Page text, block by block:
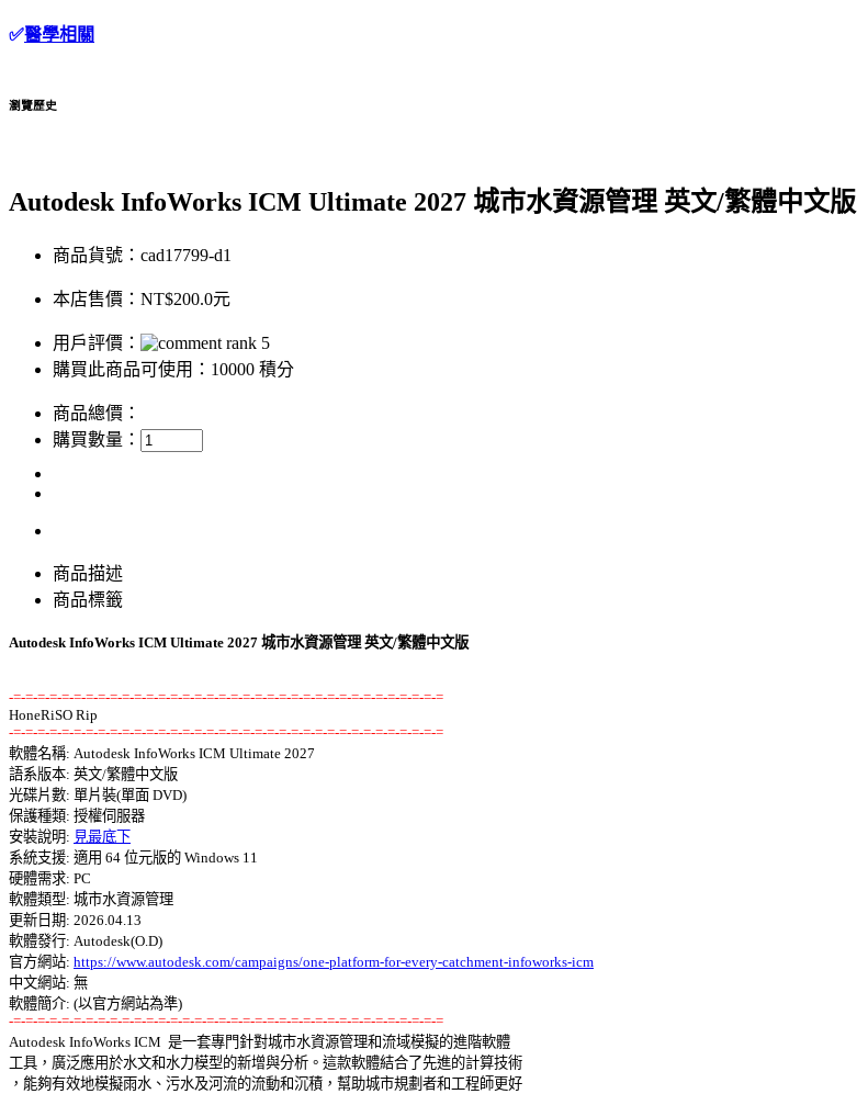
✅醫學相關
瀏覽歷史
Autodesk InfoWorks ICM Ultimate 2027 城市水資源管理 英文/繁體中文版
商品貨號：cad17799-d1
本店售價： NT$200.0元
用戶評價：
購買此商品可使用：10000 積分
商品總價：
購買數量：
商品描述
商品標籤
Autodesk InfoWorks ICM Ultimate 2027 城市水資源管理 英文/繁體中文版
-=-=-=-=-=-=-=-=-=-=-=-=-=-=-=-=-=-=-=-=-=-=-=-=-=-=-=-=-=-=-=-=-=-=-=-=
-=-=-=-=-=-=-=-=-=-=-=-=-=-=-=-=-=-=-=-=-=-=-=-=-=-=-=-=-=-=-=-=-=-=-=-=
軟體名稱: Autodesk InfoWorks ICM Ultimate 2027
語系版本: 英文/繁體中文版
光碟片數: 單片裝(單面 DVD)
保護種類: 授權伺服器
安裝說明: 見最底下
系統支援: 適用 64 位元版的 Windows 11
硬體需求: PC
軟體類型: 城市水資源管理
更新日期: 2026.04.13
軟體發行: Autodesk(O.D)
官方網站: https://www.autodesk.com/campaigns/one-platform-for-every-catchment-infoworks-icm
中文網站: 無
-=-=-=-=-=-=-=-=-=-=-=-=-=-=-=-=-=-=-=-=-=-=-=-=-=-=-=-=-=-=-=-=-=-=-=-=
Autodesk InfoWorks ICM  是一套專門針對城市水資源管理和流域模擬的進階軟體
工具，廣泛應用於水文和水力模型的新增與分析。這款軟體結合了先進的計算技術
，能夠有效地模擬雨水、污水及河流的流動和沉積，幫助城市規劃者和工程師更好